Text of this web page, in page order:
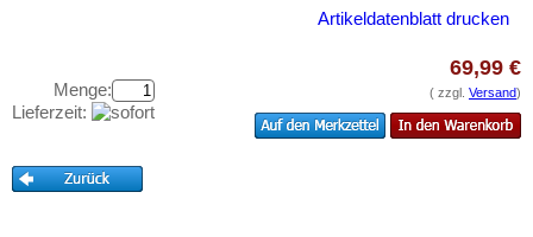
Malaya & Britisch Borneo
Malediven
Kataloge
Aufbewahrung
Artikeldatenblatt drucken
Menge:
Lieferzeit:
69,99 €
( zzgl. Versand)